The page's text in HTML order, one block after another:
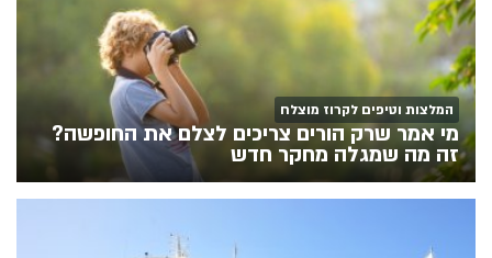
המלצות וטיפים לקרוז מוצלח
מי אמר שרק הורים צריכים לצלם את החופשה?
זה מה שמגלה מחקר חדש